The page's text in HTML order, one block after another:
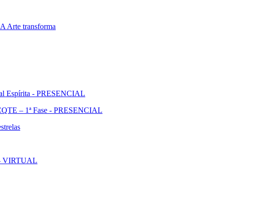
Arte transforma
Espírita - PRESENCIAL
– 1ª Fase - PRESENCIAL
- VIRTUAL